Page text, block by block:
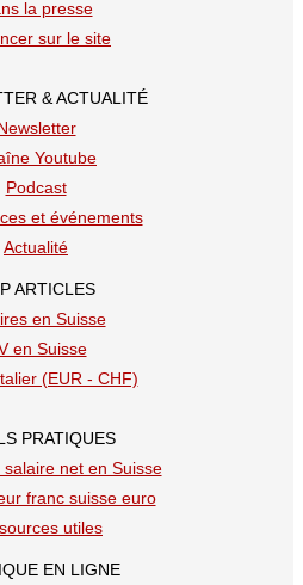
la presse
sur le site
& ACTUALITÉ
Youtube
Podcast
et événements
Actualité
ARTICLES
en Suisse
en Suisse
(EUR - CHF)
PRATIQUES
salaire net en Suisse
franc suisse euro
utiles
EN LIGNE